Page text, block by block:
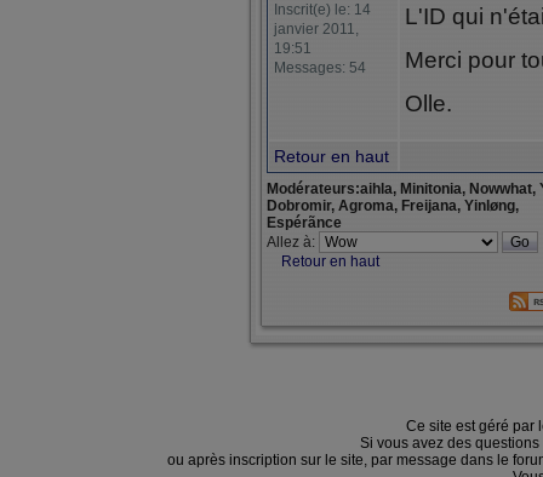
Inscrit(e) le: 14
janvier 2011,
19:51
Messages: 54
L'ID qui
Merci pour
Olle.
Retour en haut
Modérateurs:aihla, Minitonia, Nowwhat,
Dobromir, Agroma, Freijana, Yinløng,
Espérãnce
Allez à:
Retour en haut
Ce site est géré par
Si vous avez des
ou après inscription sur le site, par message dans le